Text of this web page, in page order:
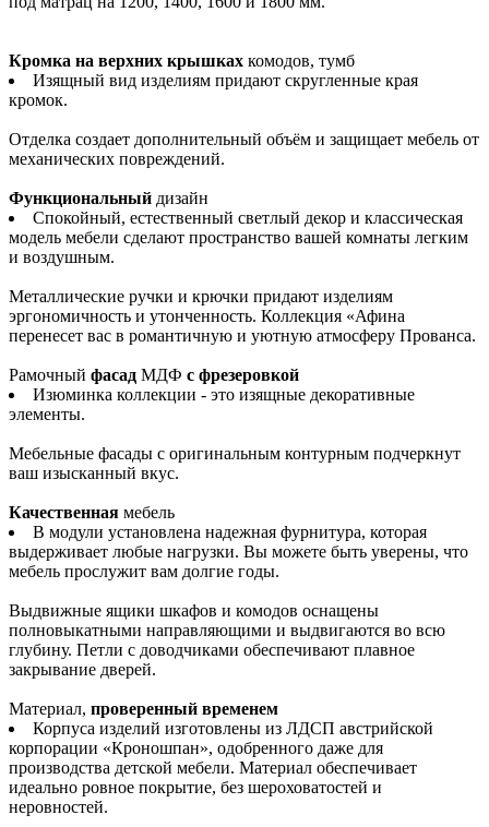
Кромка на верхних крышках комодов, тумб
Изящный вид изделиям придают скругленные края
кромок.
Отделка создает дополнительный объём и защищает мебель от
механических повреждений.
Функциональный дизайн
Спокойный, естественный светлый декор и классическая
модель мебели сделают пространство вашей комнаты легким
и воздушным.
Металлические ручки и крючки придают изделиям
эргономичность и утонченность. Коллекция «Афина
перенесет вас в романтичную и уютную атмосферу Прованса.
Рамочный фасад МДФ с фрезеровкой
Изюминка коллекции - это изящные декоративные
элементы.
Мебельные фасады с оригинальным контурным подчеркнут
ваш изысканный вкус.
Качественная мебель
В модули установлена надежная фурнитура, которая
выдерживает любые нагрузки. Вы можете быть уверены, что
мебель прослужит вам долгие годы.
Выдвижные ящики шкафов и комодов оснащены
полновыкатными направляющими и выдвигаются во всю
глубину. Петли с доводчиками обеспечивают плавное
закрывание дверей.
Материал, проверенный временем
Корпуса изделий изготовлены из ЛДСП австрийской
корпорации «Кроношпан», одобренного даже для
производства детской мебели. Материал обеспечивает
идеально ровное покрытие, без шероховатостей и
неровностей.